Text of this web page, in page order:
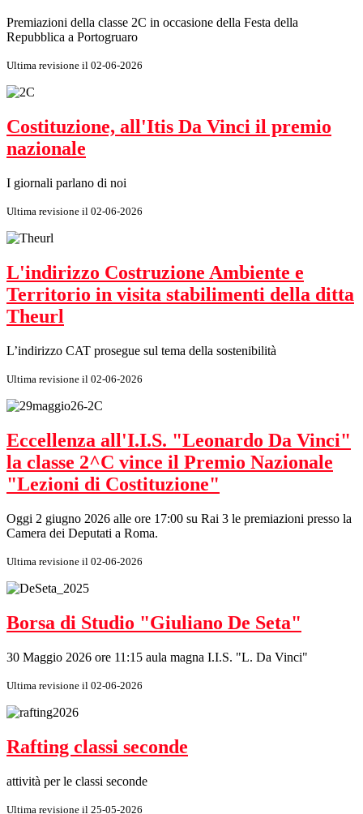
Premiazioni della classe 2C in occasione della Festa della
Repubblica a Portogruaro
Ultima revisione il 02-06-2026
Costituzione, all'Itis Da Vinci il premio
nazionale
I giornali parlano di noi
Ultima revisione il 02-06-2026
L'indirizzo Costruzione Ambiente e
Territorio in visita stabilimenti della ditta
Theurl
L’indirizzo CAT prosegue sul tema della sostenibilità
Ultima revisione il 02-06-2026
Eccellenza all'I.I.S. "Leonardo Da Vinci"
la classe 2^C vince il Premio Nazionale
"Lezioni di Costituzione"
Oggi 2 giugno 2026 alle ore 17:00 su Rai 3 le premiazioni presso la
Camera dei Deputati a Roma.
Ultima revisione il 02-06-2026
Borsa di Studio "Giuliano De Seta"
30 Maggio 2026 ore 11:15 aula magna I.I.S. "L. Da Vinci"
Ultima revisione il 02-06-2026
Rafting classi seconde
attività per le classi seconde
Ultima revisione il 25-05-2026